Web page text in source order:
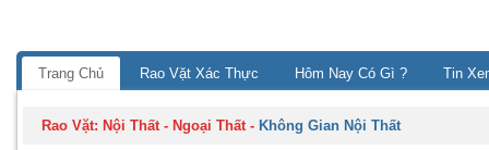
Trang Chủ Rao Vặt Xác Thực Hôm Nay Có Gì ? Tin
Rao Vặt: Nội Thất - Ngoại Thất- Không Gian Nội Thất